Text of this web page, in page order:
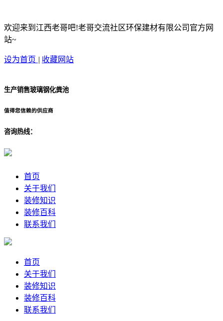
欢迎来到江西老哥吧!老哥交流社区环保建材有限公司官方网
站~
设为首页 | 收藏网站
生产销售玻璃钢化粪池
值得您信赖的供应商
咨询热线：
首页
关于我们
装修知识
装修百科
联系我们
首页
关于我们
装修知识
装修百科
联系我们